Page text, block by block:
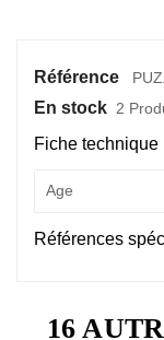
Référence
En stock 2
Fiche technique
Age
Références
16